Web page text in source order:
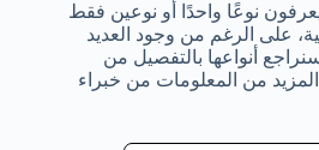
نوعًا واحدًا أو نوعين فقط
على الرغم من وجود العديد
أنواعها بالتفصيل من
من المعلومات من خبراء